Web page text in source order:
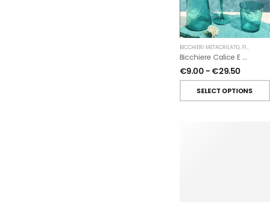
BICCHIERI METACRILATO, FIORIRA' UN GIARDINO
Bicchiere Calice E Bottiglia Metacrilati Effetto Martellato Turchese Di Fiorirà Un Giardino
€9.00 - €29.50
SELECT OPTIONS